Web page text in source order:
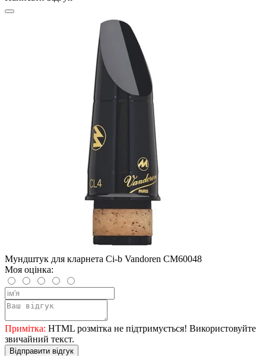
Мундштук для кларнета Сі-b Vandoren CM60048
Моя оцінка:
Примітка: HTML розмітка не підтримується! Використовуйте
звичайний текст.
Відправити відгук